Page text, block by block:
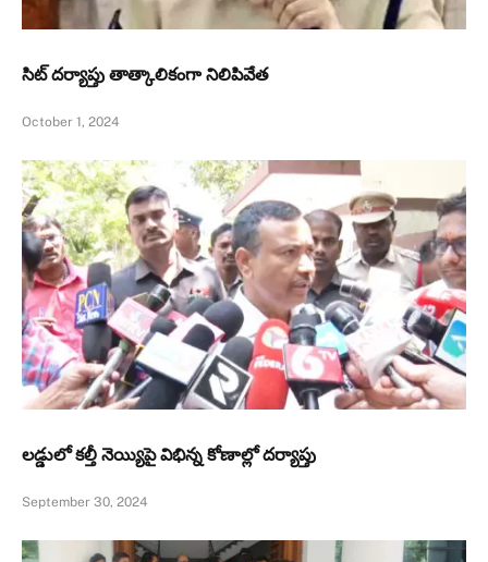
సిట్‌ దర్యాప్తు తాత్కాలికంగా నిలిపివేత
October 1, 2024
లడ్డులో కల్తీ నెయ్యిపై విభిన్న కోణాల్లో దర్యాప్తు
September 30, 2024